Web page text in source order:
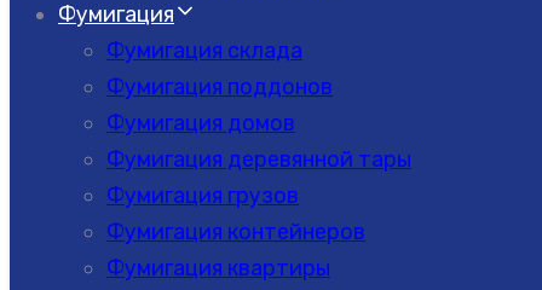
Фумигация
Фумигация склада
Фумигация поддонов
Фумигация домов
Фумигация деревянной тары
Фумигация грузов
Фумигация контейнеров
Фумигация квартиры